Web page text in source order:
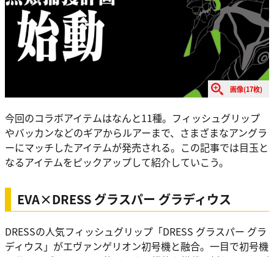
画像(17枚)
今回のコラボアイテムはなんと11種。フィッシュグリップ
やバッカンなどのギアからルアーまで、さまざまなアングラ
ーにマッチしたアイテムが発売される。この記事では目玉と
なるアイテムをピックアップして紹介していこう。
EVA×DRESS グラスパー グラディウス
DRESSの人気フィッシュグリップ「DRESS グラスパー グラ
ディウス」がエヴァンゲリオン初号機と融合。一目で初号機